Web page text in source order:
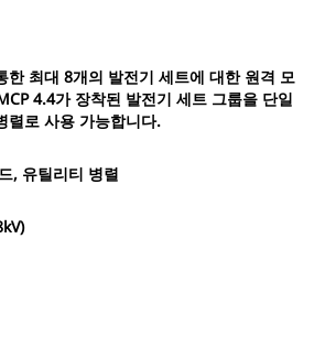
한 최대 8개의 발전기 세트에 대한 원격 모
4.4가 장착된 발전기 세트 그룹을 단일
렬로 사용 가능합니다.
, 유틸리티 병렬